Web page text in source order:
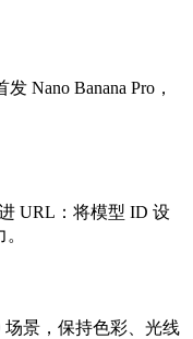
Nano Banana Pro，
URL：将模型 ID 设
景，保持色彩、光线